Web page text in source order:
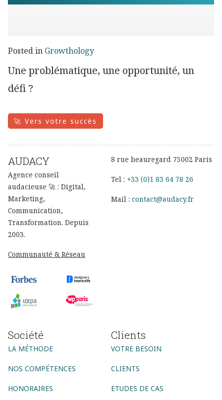
Posted in Growthology
Une problématique, une opportunité, un
défi ?
🚀 Vers votre succès
AUDACY
Agence conseil
audacieuse 🚀 : Digital,
Marketing,
Communication,
Transformation. Depuis
2003.
Communauté & Réseau
8 rue beauregard 75002 Paris
Tel : +33 (0)1 83 64 78 26
Mail : contact@audacy.fr
Société
LA MÉTHODE
NOS COMPÉTENCES
HONORAIRES
Clients
VOTRE BESOIN
CLIENTS
ETUDES DE CAS